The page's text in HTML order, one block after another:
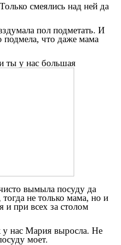
смеялись над ней да
пол подметать. И
что даже мама
ты у нас большая
вымыла посуду да
тогда не только мама, но и
и при всех за столом
нас Мария выросла. Не
моет.